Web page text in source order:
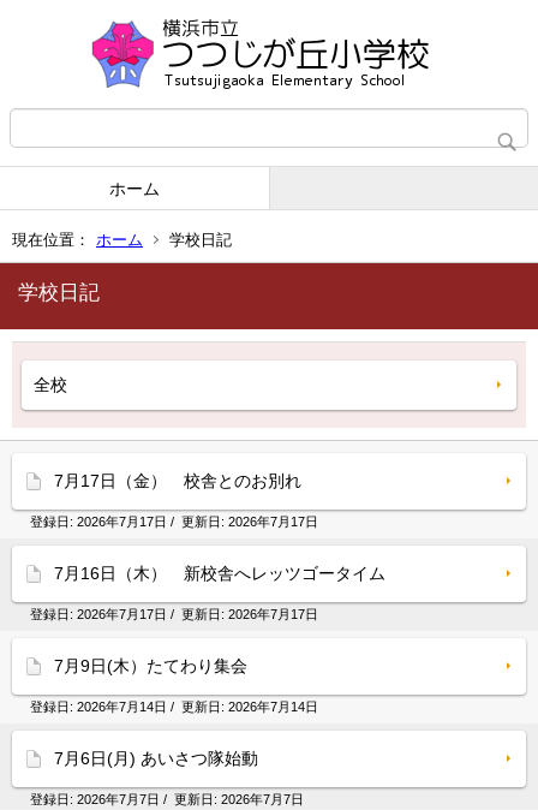
ホーム
現在位置： ホーム 学校日記
学校日記
全校
7月17日（金） 校舎とのお別れ
登録日: 2026年7月17日 / 更新日: 2026年7月17日
7月16日（木） 新校舎へレッツゴータイム
登録日: 2026年7月17日 / 更新日: 2026年7月17日
7月9日(木）たてわり集会
登録日: 2026年7月14日 / 更新日: 2026年7月14日
7月6日(月) あいさつ隊始動
登録日: 2026年7月7日 / 更新日: 2026年7月7日